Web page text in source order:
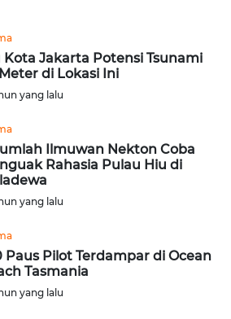
Kota Jakarta Potensi Tsunami
di Lokasi Ini
yang lalu
Ilmuwan Nekton Coba
Rahasia Pulau Hiu di
yang lalu
Paus Pilot Terdampar di Ocean
Tasmania
yang lalu